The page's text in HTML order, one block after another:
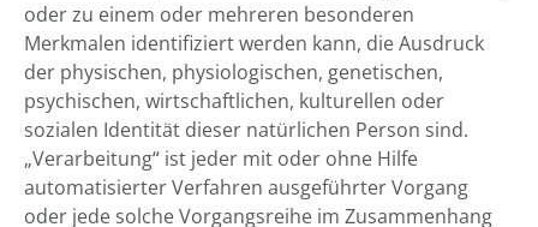
oder zu einem oder mehreren besonderen
Merkmalen identifiziert werden kann, die Ausdruck
der physischen, physiologischen, genetischen,
psychischen, wirtschaftlichen, kulturellen oder
sozialen Identität dieser natürlichen Person sind.
„Verarbeitung“ ist jeder mit oder ohne Hilfe
automatisierter Verfahren ausgeführter Vorgang
oder jede solche Vorgangsreihe im Zusammenhang